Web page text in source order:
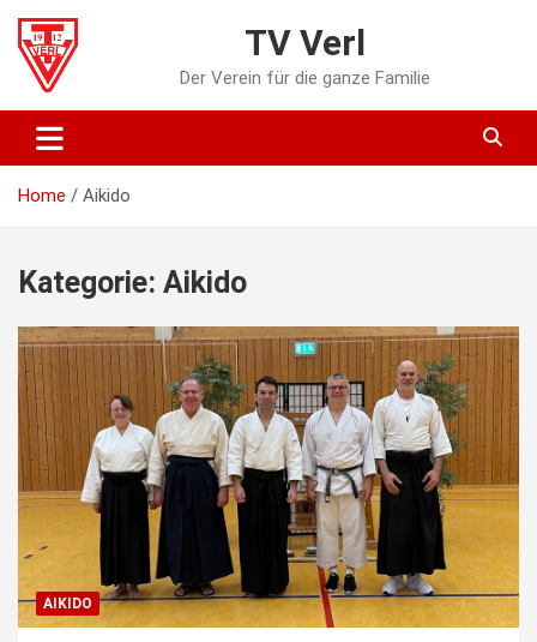
content
TV Verl
Der Verein für die ganze Familie
Home Aikido
Kategorie: Aikido
AIKIDO